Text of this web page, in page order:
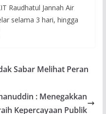
Raudhatul Jannah Air
selama 3 hari, hingga
Sabar Melihat Peran
: Menegakkan
Kepercayaan Publik